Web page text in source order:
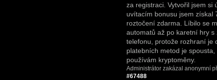
za registraci. Vytvořil jsem si
uvítacím bonusu jsem získal
roztočení zdarma. Líbilo se
automatů až po karetní hry
telefonu, protože rozhraní je
platebních metod je
používám kryptoměny.
Administrátor zakázal anonymní
#67488